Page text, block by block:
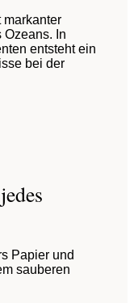
markanter
Ozeans. In
entsteht ein
bei der
Papier und
sauberen